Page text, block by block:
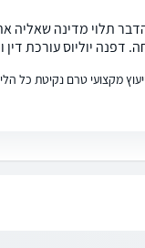
תלוי מדינה שאליה
דפנה יוליוס עורכת
מקצועי טרם נקיטת כל